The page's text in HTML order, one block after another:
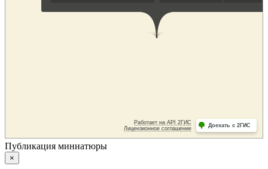
Публикация миниатюры
×